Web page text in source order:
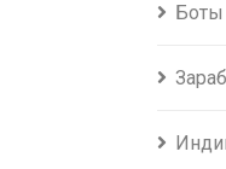
Боты